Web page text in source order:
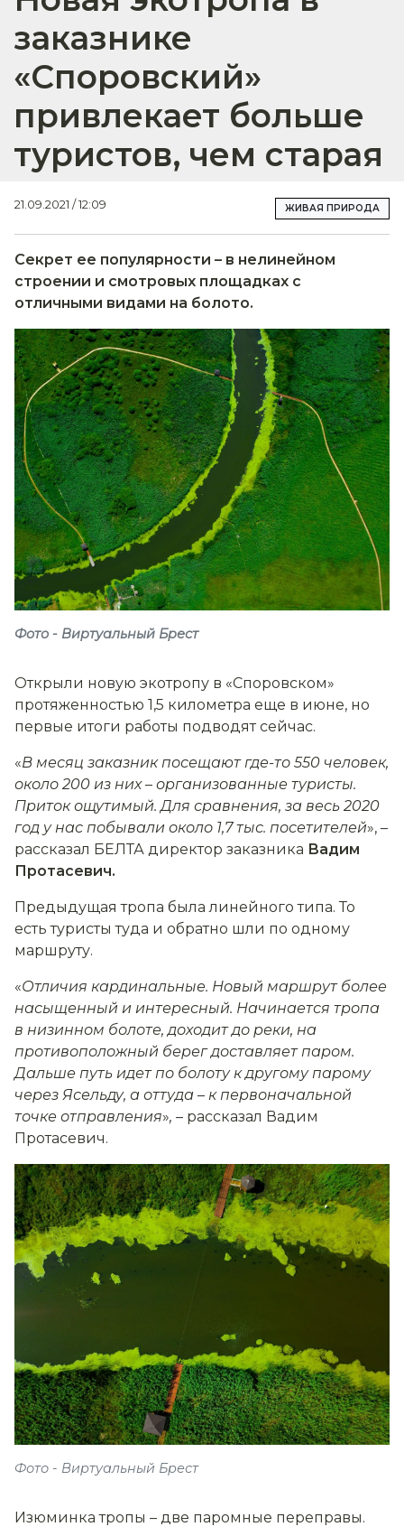
заказнике
«Споровский»
привлекает больше
туристов, чем старая
21.09.2021 / 12:09 ЖИВАЯ ПРИРОДА
Секрет ее популярности – в нелинейном
строении и смотровых площадках с
отличными видами на болото.
Фото - Виртуальный Брест
Открыли новую экотропу в «Споровском»
протяженностью 1,5 километра еще в июне, но
первые итоги работы подводят сейчас.
«В месяц заказник посещают где-то 550 человек,
около 200 из них– организованные туристы.
Приток ощутимый. Для сравнения, за весь 2020
год у нас побывали около 1,7 тыс. посетителей», –
рассказал БЕЛТА директор заказника Вадим
Протасевич.
Предыдущая тропа была линейного типа. То
есть туристы туда и обратно шли по одному
маршруту.
«Отличия кардинальные. Новый маршрут более
насыщенный и интересный. Начинается тропа
в низинном болоте, доходит до реки, на
противоположный берег доставляет паром.
Дальше путь идет по болоту к другому парому
через Ясельду, а оттуда – к первоначальной
точке отправления», – рассказал Вадим
Протасевич.
Фото - Виртуальный Брест
Изюминка тропы – две паромные переправы.